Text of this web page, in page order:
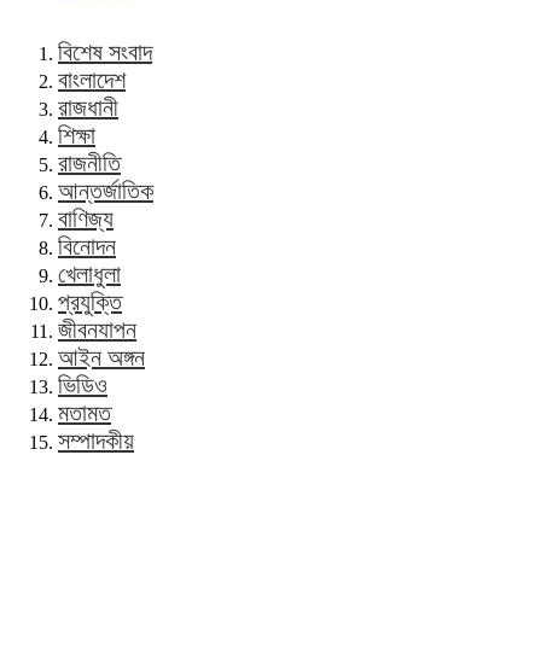
বিশেষ সংবাদ
বাংলাদেশ
রাজধানী
শিক্ষা
রাজনীতি
আন্তর্জাতিক
বাণিজ্য
বিনোদন
খেলাধুলা
প্রযুক্তি
জীবনযাপন
আইন অঙ্গন
ভিডিও
মতামত
সম্পাদকীয়